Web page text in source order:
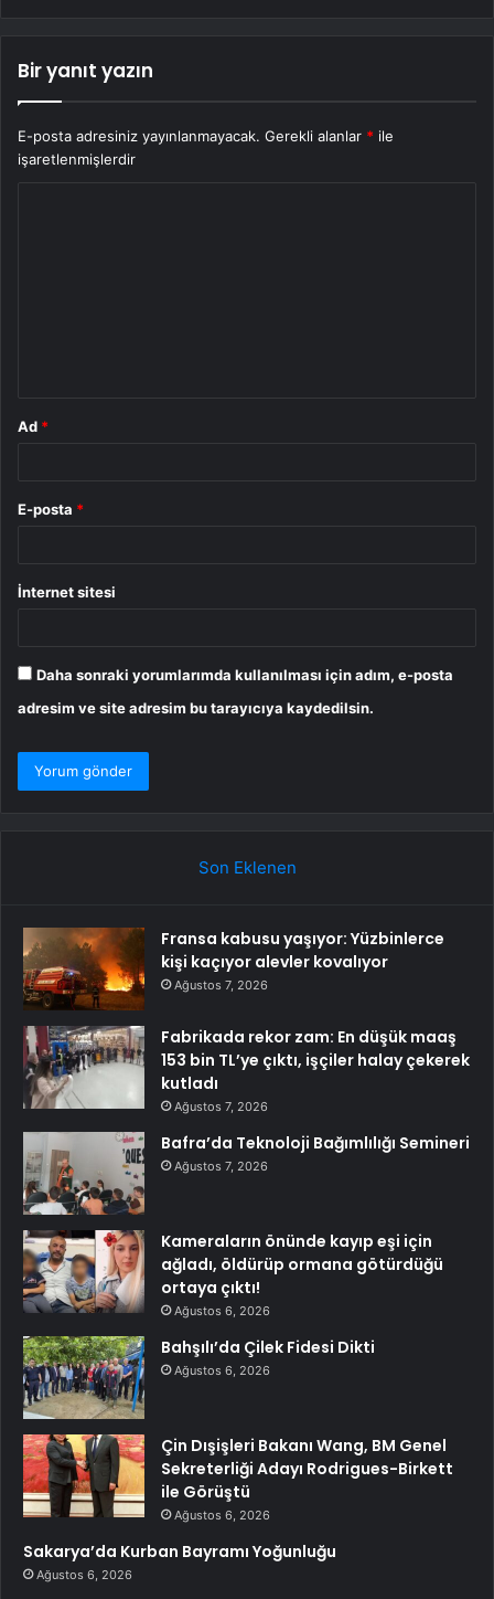
Bir yanıt yazın
E-posta adresiniz yayınlanmayacak. Gerekli alanlar * ile
işaretlenmişlerdir
Ad *
E-posta *
İnternet sitesi
Daha sonraki yorumlarımda kullanılması için adım, e-posta
adresim ve site adresim bu tarayıcıya kaydedilsin.
Son Eklenen
Fransa kabusu yaşıyor: Yüzbinlerce
kişi kaçıyor alevler kovalıyor
Ağustos 7, 2026
Fabrikada rekor zam: En düşük maaş
153 bin TL’ye çıktı, işçiler halay çekerek
kutladı
Ağustos 7, 2026
Bafra’da Teknoloji Bağımlılığı Semineri
Ağustos 7, 2026
Kameraların önünde kayıp eşi için
ağladı, öldürüp ormana götürdüğü
ortaya çıktı!
Ağustos 6, 2026
Bahşılı’da Çilek Fidesi Dikti
Ağustos 6, 2026
Çin Dışişleri Bakanı Wang, BM Genel
Sekreterliği Adayı Rodrigues-Birkett
ile Görüştü
Ağustos 6, 2026
Sakarya’da Kurban Bayramı Yoğunluğu
Ağustos 6, 2026